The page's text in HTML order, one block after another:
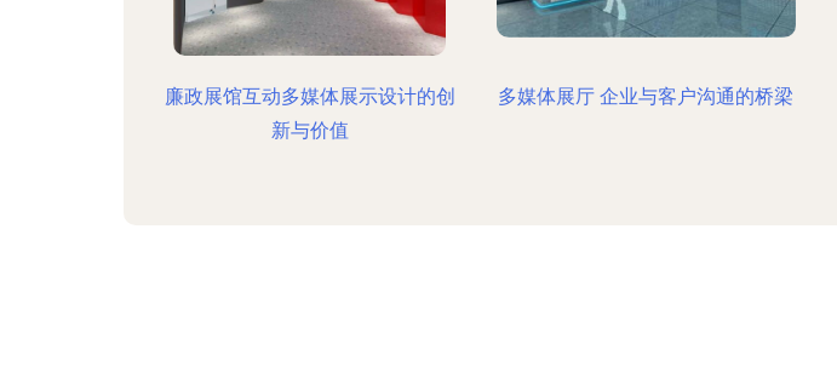
廉政展馆互动多媒体展示设计的创
新与价值
多媒体展厅 企业与客户沟通的桥梁